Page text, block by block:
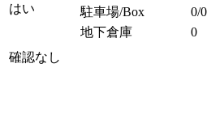
はい
確認なし
駐車場/Box
0/0
地下倉庫
0